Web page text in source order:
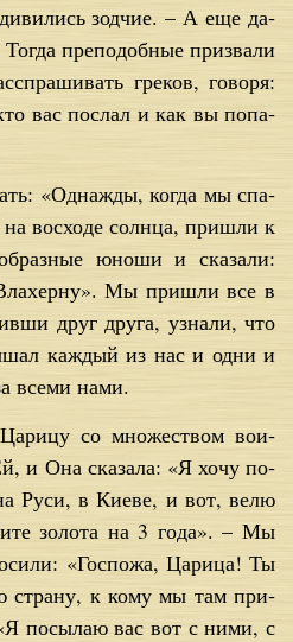
зод­чие. – А еще да­
пре­по­доб­ные при­зва­ли
гре­ков, го­во­ря:
вас по­слал и как вы по­па­
«Од­на­жды, ко­гда мы спа­
вос­хо­де солн­ца, при­шли к
юно­ши и ска­за­ли:
Мы при­шли все в
друг дру­га, узна­ли, что
каж­дый из нас и од­ни и
все­ми на­ми.
со мно­же­ством во­и­
и Она ска­за­ла: «Я хо­чу по­
Ру­си, в Ки­е­ве, и вот, ве­лю
зо­ло­та на 3 го­да». – Мы
«Гос­по­жа, Ца­ри­ца! Ты
стра­ну, к ко­му мы там при­
по­сы­лаю вас вот с ни­ми, с